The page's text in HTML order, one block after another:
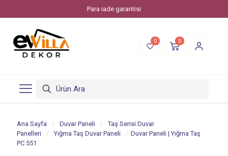
Para iade garantisi
0 0
Ana Sayfa / Duvar Paneli /
Taş Serisi Duvar
Panelleri
/ Yığma Taş Duvar Paneli / Duvar Paneli | Yığma Taş
PC 551